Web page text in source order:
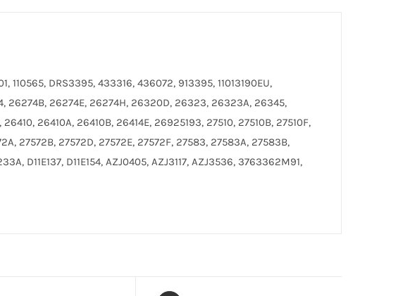
DRS3395, 433316, 436072, 913395, 11013190EU,
26274B, 26274E, 26274H, 26320D, 26323, 26323A, 26345,
26410A, 26410B, 26414E, 26925193, 27510, 27510B, 27510F,
27572B, 27572D, 27572E, 27572F, 27583, 27583A, 27583B,
D11E137, D11E154, AZJ0405, AZJ3117, AZJ3536, 3763362M91,